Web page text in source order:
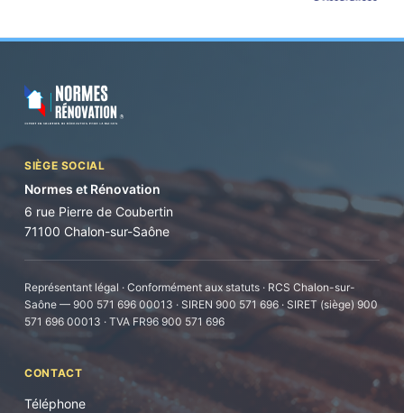
SIÈGE SOCIAL
Normes et Rénovation
6 rue Pierre de Coubertin
71100 Chalon-sur-Saône
Représentant légal · Conformément aux statuts · RCS Chalon-sur-
Saône — 900 571 696 00013 · SIREN 900 571 696 · SIRET (siège) 900
571 696 00013 · TVA FR96 900 571 696
CONTACT
Téléphone